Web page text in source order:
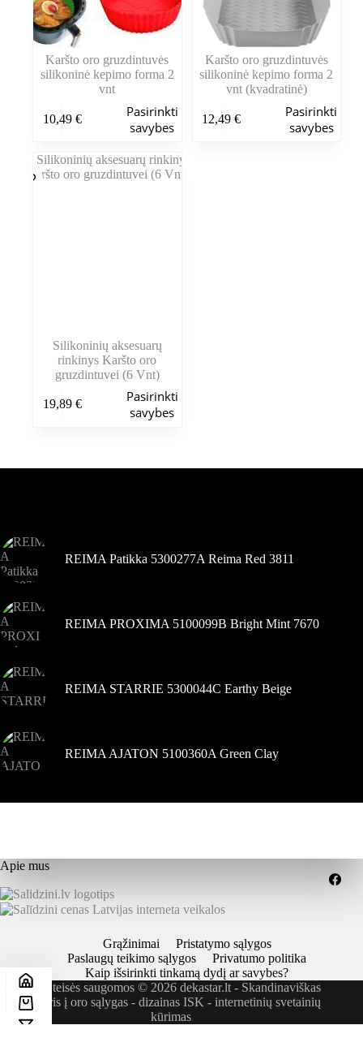
Karšto oro gruzdintuvės
silikoninė kepimo forma 2
vnt
10,49 €
Pasirinkti
savybes
produktas
variantus.
Variantus
Karšto oro gruzdintuvės
silikoninė kepimo forma 2
vnt (kvadratinė)
12,49€
Pasirinkti
savybes
produktas
variantus.
Variantus
Silikoninių aksesuarų
rinkinys Karšto oro
gruzdintuvei (6 Vnt)
19,89 €
Pasirinkti
savybes
produktas
Variantus
REIMA Patikka 5300277A Reima Red 3811
REIMA PROXIMA 5100099B Bright Mint 7670
REIMA STARRIE 5300044C Earthy Beige
REIMA AJATON 5100360A Green Clay
Apie mus
Grąžinimai
Pristatymo sąlygos
Paslaugų teikimo sąlygos
Privatumo politika
Kaip išsirinkti tinkamą dydį ar savybes?
Visos teisės saugomos © 2026 dekastar.lt - Skandinaviškas
požiūris į oro sąlygas - dizainasISK - internetinių svetainių
kūrimas